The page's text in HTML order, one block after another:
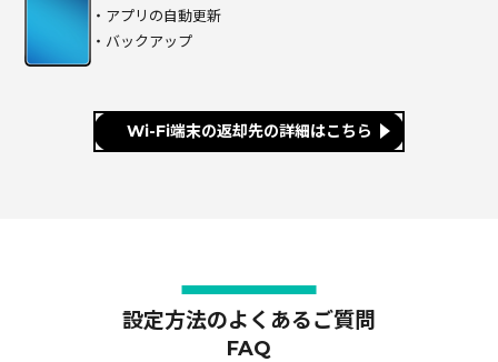
・アプリの自動更新
・バックアップ
Wi-Fi端末の返却先の詳細はこちら
設定方法のよくあるご質問
FAQ